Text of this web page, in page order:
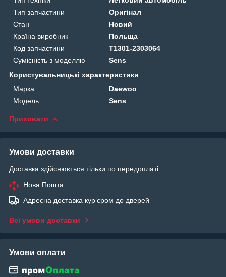
Тип запчастини
Оригінал
Стан
Новий
Країна виробник
Польща
Код запчастини
T1301-2303064
Сумісність з моделлю
Sens
Користувальницькі характеристики
Марка
Daewoo
Модель
Sens
Приховати
Умови доставки
Доставка здійснюється тільки по передоплаті.
Нова Пошта
Адресна доставка курʼєром до дверей
Всі умови доставки
Умови оплати